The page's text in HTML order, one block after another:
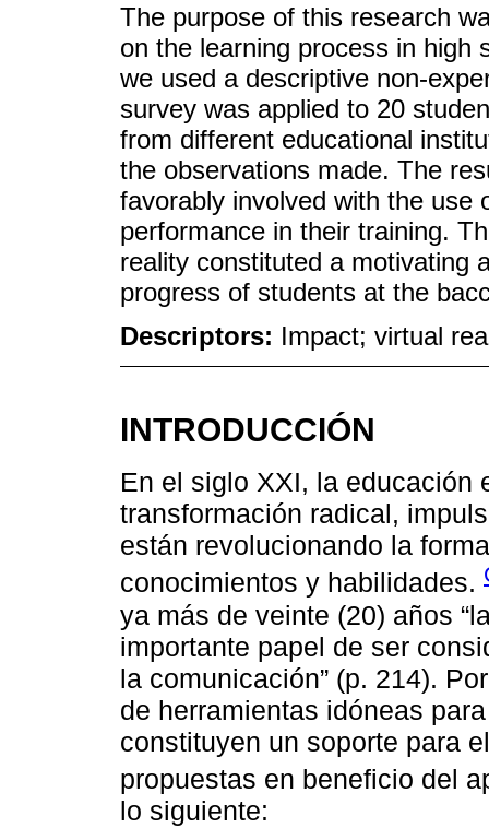
The purpose of this research
on the learning process in high
we used a descriptive non-
survey was applied to 20
from different educational
the observations made. The
favorably involved with the use
performance in their training.
reality constituted a motivating
progress of students at the
Descriptors: Impact; virtual
INTRODUCCIÓN
En el siglo XXI, la educación
transformación radical,
están revolucionando la
conocimientos y habilidades.
ya más de veinte (20) años
importante papel de ser
la comunicación” (p. 214).
de herramientas idóneas
constituyen un soporte para
propuestas en beneficio del
lo siguiente: